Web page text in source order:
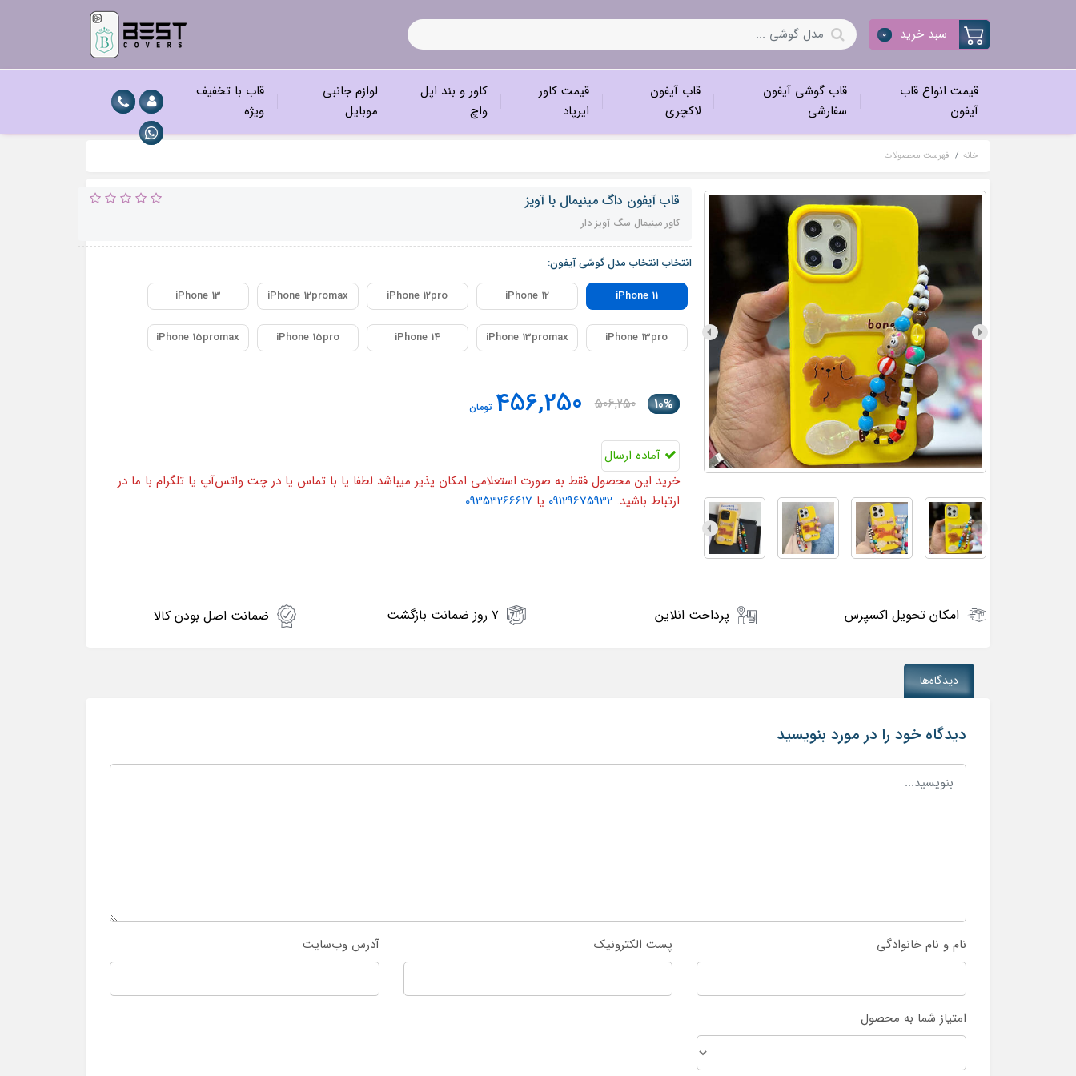
سبد خرید 0
قیمت انواع قاب
آیفون
قاب گوشی آیفون
سفارشی
قاب آیفون
لاکچری
قیمت کاور
ایرپاد
کاور و بند اپل
واچ
لوازم جانبی
موبایل
قاب با تخفیف
ویژه
خانه فهرست محصولات
قاب آیفون داگ مینیمال با آویز
کاور مینیمال سگ آویز دار
انتخاب انتخاب مدل گوشی آیفون:
iPhone 11
iPhone 12
iPhone 12pro
iPhone 12promax
iPhone 13
iPhone 13pro
iPhone 13promax
iPhone 14
iPhone 15pro
iPhone 15promax
10%
506,250
456,250 تومان
آماده ارسال
خرید این محصول فقط به صورت استعلامی امکان پذیر میباشد لطفا یا با تماس یا در چت واتس‌آپ یا تلگرام با ما در
ارتباط باشید.09129675932 یا 09353266617
امکان تحویل اکسپرس پرداخت انلاین ۷ روز ضمانت بازگشت ضمانت اصل بودن کالا
دیدگاه‌ها
دیدگاه خود را در مورد بنویسید
نام و نام خانوادگی پست الکترونیک آدرس وب‌سایت
امتیاز شما به محصول